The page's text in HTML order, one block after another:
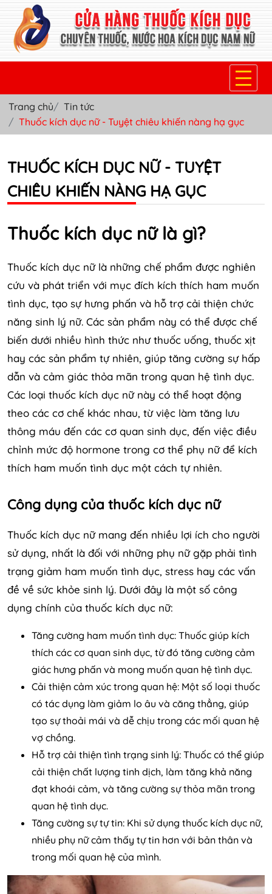
TRANG CHỦ
THUỐC KÍCH DỤC NỮ
THUỐC NƯỚC KÍCH DỤC NAM
THUỐC VIÊN KÍCH DỤC NAM
Trang chủ
Tin tức
Thuốc kích dục nữ - Tuyệt chiêu khiến nàng hạ gục
THUỐC KÍCH DỤC NỮ - TUYỆT
CHIÊU KHIẾN NÀNG HẠ GỤC
Thuốc kích dục nữ là gì?
Thuốc kích dục nữ là những chế phẩm được nghiên
cứu và phát triển với mục đích kích thích ham muốn
tình dục, tạo sự hưng phấn và hỗ trợ cải thiện chức
năng sinh lý nữ. Các sản phẩm này có thể được chế
biến dưới nhiều hình thức như thuốc uống, thuốc xịt
hay các sản phẩm tự nhiên, giúp tăng cường sự hấp
dẫn và cảm giác thỏa mãn trong quan hệ tình dục.
Các loại thuốc kích dục nữ này có thể hoạt động
theo các cơ chế khác nhau, từ việc làm tăng lưu
thông máu đến các cơ quan sinh dục, đến việc điều
chỉnh mức độ hormone trong cơ thể phụ nữ để kích
thích ham muốn tình dục một cách tự nhiên.
Công dụng của thuốc kích dục nữ
Thuốc kích dục nữ mang đến nhiều lợi ích cho người
sử dụng, nhất là đối với những phụ nữ gặp phải tình
trạng giảm ham muốn tình dục, stress hay các vấn
đề về sức khỏe sinh lý. Dưới đây là một số công
dụng chính của thuốc kích dục nữ:
Tăng cường ham muốn tình dục: Thuốc giúp kích
thích các cơ quan sinh dục, từ đó tăng cường cảm
giác hưng phấn và mong muốn quan hệ tình dục.
Cải thiện cảm xúc trong quan hệ: Một số loại thuốc
có tác dụng làm giảm lo âu và căng thẳng, giúp
tạo sự thoải mái và dễ chịu trong các mối quan hệ
vợ chồng.
Hỗ trợ cải thiện tình trạng sinh lý: Thuốc có thể giúp
cải thiện chất lượng tinh dịch, làm tăng khả năng
đạt khoái cảm, và tăng cường sự thỏa mãn trong
quan hệ tình dục.
Tăng cường sự tự tin: Khi sử dụng thuốc kích dục nữ,
nhiều phụ nữ cảm thấy tự tin hơn với bản thân và
trong mối quan hệ của mình.